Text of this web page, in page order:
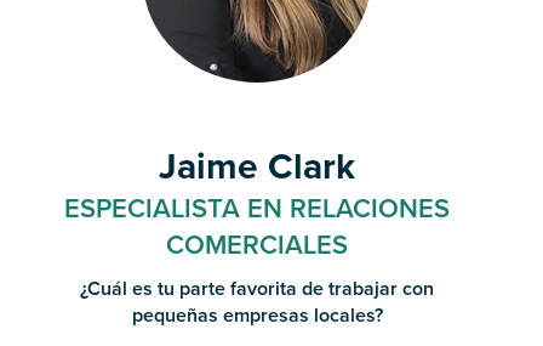
Jaime Clark
ESPECIALISTA EN RELACIONES
COMERCIALES
¿Cuál es tu parte favorita de trabajar con
pequeñas empresas locales?